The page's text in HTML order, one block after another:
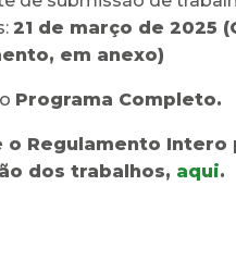
21 de março de 2025
em anexo)
Programa Completo.
o Regulamento Intero
dos trabalhos, aqui.